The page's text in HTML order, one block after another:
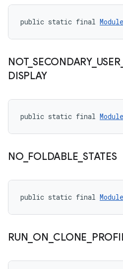
public static final
NOT_ SECONDARY_ USER_
DISPLAY
public static final
NO_ FOLDABLE STATES
public static final
RUN ON CLONE